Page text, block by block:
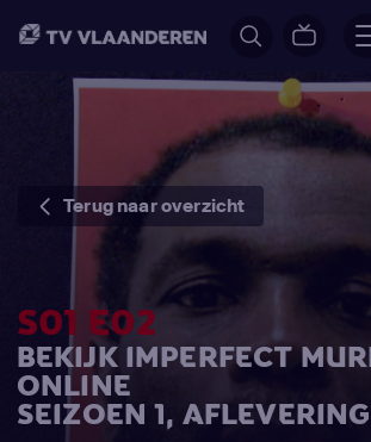
Terug naar overzicht
S01 E02
BEKIJK IMPERFECT
ONLINE
SEIZOEN 1,